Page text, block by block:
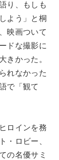
り、もしも
よう」と桐
映画ついて
ドな撮影に
きかった。
れなかった
で「観て
ロインを務
・ロビー、
の名優サミ